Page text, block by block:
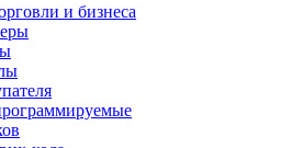
и бизнеса